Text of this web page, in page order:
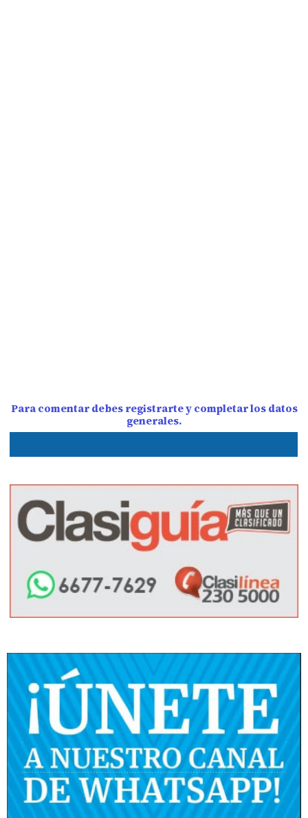
Para comentar debes registrarte y completar los datos
generales.